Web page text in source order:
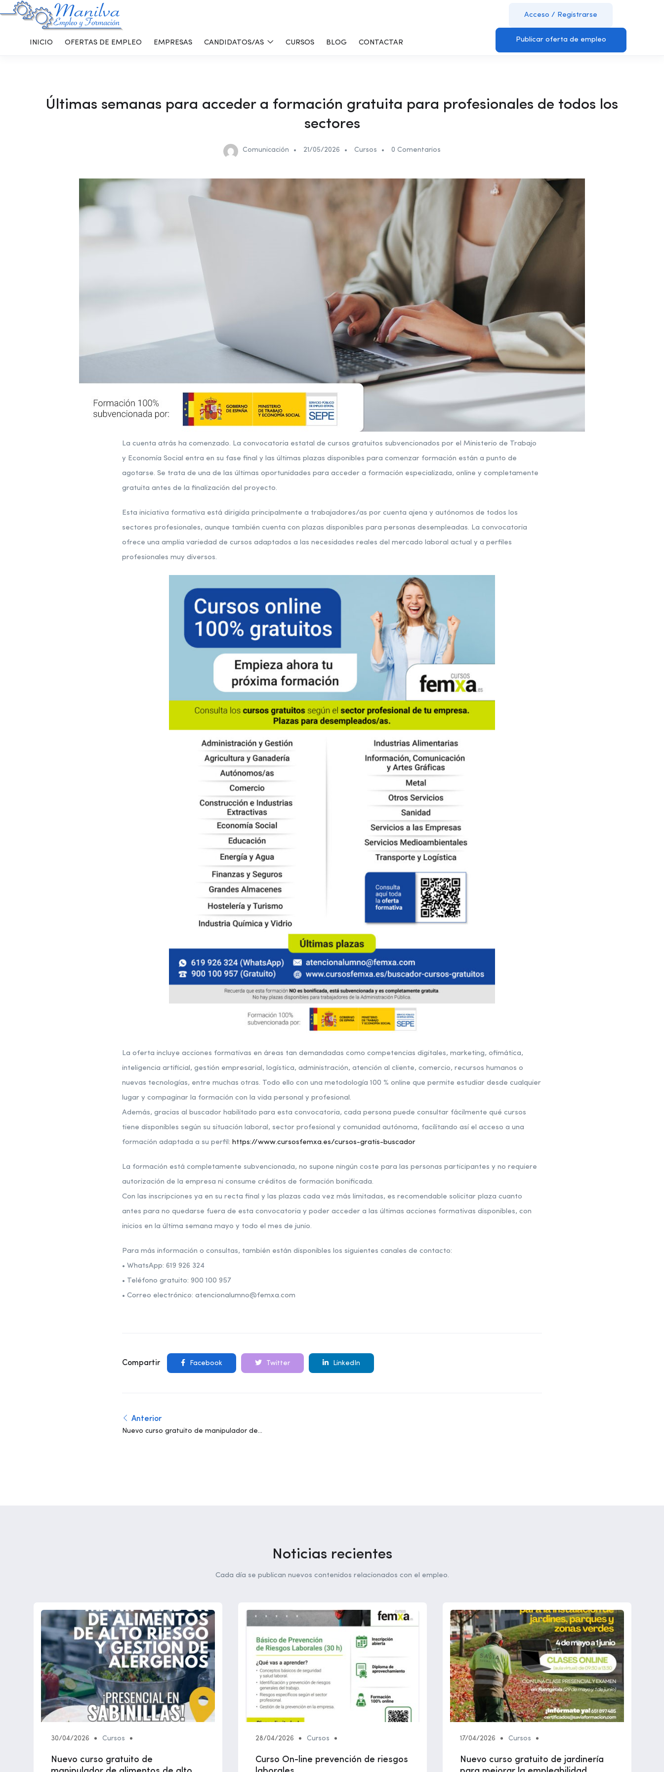
INICIO OFERTAS DE EMPLEO EMPRESAS CANDIDATOS/AS CURSOS BLOG CONTACTAR
Acceso / Registrarse
Publicar oferta de empleo
Últimas semanas para acceder a formación gratuita para profesionales de todos los
sectores
Comunicación 21/05/2026 Cursos 0 Comentarios
La cuenta atrás ha comenzado. La convocatoria estatal de cursos gratuitos subvencionados por el Ministerio de Trabajo
y Economía Social entra en su fase final y las últimas plazas disponibles para comenzar formación están a punto de
agotarse. Se trata de una de las últimas oportunidades para acceder a formación especializada, online y completamente
gratuita antes de la finalización del proyecto.
Esta iniciativa formativa está dirigida principalmente a trabajadores/as por cuenta ajena y autónomos de todos los
sectores profesionales, aunque también cuenta con plazas disponibles para personas desempleadas. La convocatoria
ofrece una amplia variedad de cursos adaptados a las necesidades reales del mercado laboral actual y a perfiles
profesionales muy diversos.
La oferta incluye acciones formativas en áreas tan demandadas como competencias digitales, marketing, ofimática,
inteligencia artificial, gestión empresarial, logística, administración, atención al cliente, comercio, recursos humanos o
nuevas tecnologías, entre muchas otras. Todo ello con una metodología 100 % online que permite estudiar desde cualquier
lugar y compaginar la formación con la vida personal y profesional.
Además, gracias al buscador habilitado para esta convocatoria, cada persona puede consultar fácilmente qué cursos
tiene disponibles según su situación laboral, sector profesional y comunidad autónoma, facilitando así el acceso a una
formación adaptada a su perfil: https://www.cursosfemxa.es/cursos-gratis-buscador
La formación está completamente subvencionada, no supone ningún coste para las personas participantes y no requiere
autorización de la empresa ni consume créditos de formación bonificada.
Con las inscripciones ya en su recta final y las plazas cada vez más limitadas, es recomendable solicitar plaza cuanto
antes para no quedarse fuera de esta convocatoria y poder acceder a las últimas acciones formativas disponibles, con
inicios en la última semana mayo y todo el mes de junio.
Para más información o consultas, también están disponibles los siguientes canales de contacto:
• WhatsApp: 619 926 324
• Teléfono gratuito: 900 100 957
• Correo electrónico: atencionalumno@femxa.com
Compartir Facebook Twitter LinkedIn
Anterior
Nuevo curso gratuito de manipulador de
Noticias recientes
Cada día se publican nuevos contenidos relacionados con el empleo.
30/04/2026 Cursos
Nuevo curso gratuito de
28/04/2026 Cursos
Curso On-line prevención de riesgos
17/04/2026 Cursos
Nuevo curso gratuito de jardinería